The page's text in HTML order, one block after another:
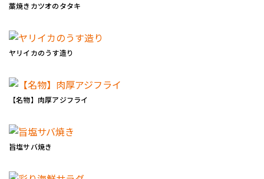
藁焼きカツオのタタキ
ヤリイカのうす造り
【名物】肉厚アジフライ
旨塩サバ焼き